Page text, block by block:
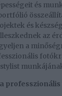
és
és
az
a
professzionális